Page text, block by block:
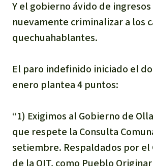
Indígena
Granjas
Defensoras y
Y el gobierno ávido de
nuevamente criminalizar a los
quechuahablantes.
El paro indefinido iniciado el
enero plantea 4 puntos:
“1) Exigimos al Gobierno de
que respete la Consulta
setiembre. Respaldados por el